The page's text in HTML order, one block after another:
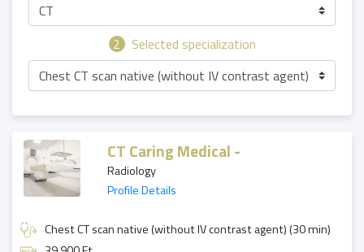
CT
2
Selected specialization
Chest CT scan native (without IV contrast agent)
CT Caring Medical -
Radiology
Profile Details
Chest CT scan native (without IV contrast agent) (30 min)